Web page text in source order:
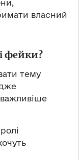
власний
фейки?
тему
важливіше